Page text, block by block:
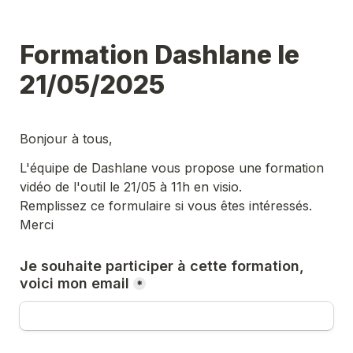
Formation Dashlane le
21/05/2025
Bonjour à tous,
L'équipe de Dashlane vous propose une formation
vidéo de l'outil le 21/05 à 11h en visio.
Remplissez ce formulaire si vous êtes intéressés.
Merci
Je souhaite participer à cette formation,
voici mon email
*